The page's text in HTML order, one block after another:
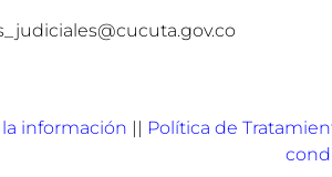
información || Política de